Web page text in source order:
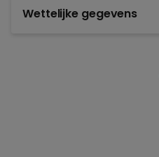
Wettelijke gegevens